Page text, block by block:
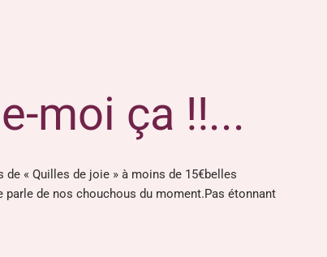
moi ça !!...
« Quilles de joie » à moins de 15€belles
de nos chouchous du moment.Pas étonnant